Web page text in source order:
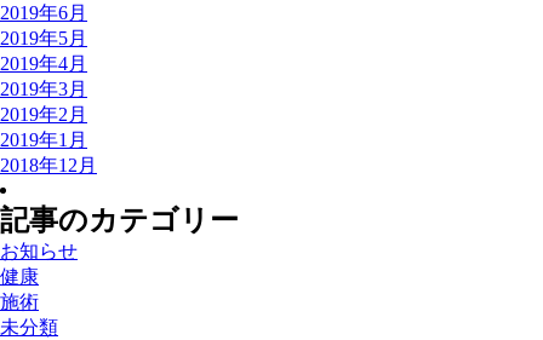
2019年6月
2019年5月
2019年4月
2019年3月
2019年2月
2019年1月
2018年12月
記事のカテゴリー
お知らせ
健康
施術
未分類